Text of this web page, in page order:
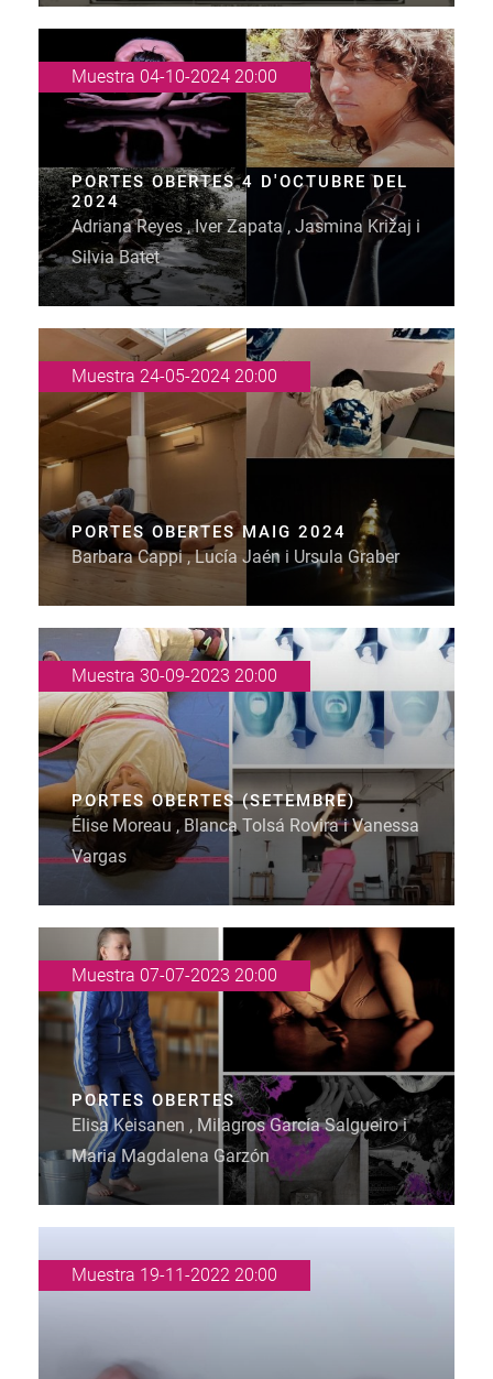
Muestra 04-10-2024 20:00
PORTES OBERTES 4 D'OCTUBRE DEL
2024
Adriana Reyes , Iver Zapata , Jasmina Križaj i
Silvia Batet
Muestra 24-05-2024 20:00
PORTES OBERTES MAIG 2024
Barbara Cappi , Lucía Jaén i Ursula Graber
Muestra 30-09-2023 20:00
PORTES OBERTES (SETEMBRE)
Élise Moreau , Blanca Tolsá Rovira i Vanessa
Vargas
Muestra 07-07-2023 20:00
PORTES OBERTES
Elisa Keisanen , Milagros García Salgueiro i
Maria Magdalena Garzón
Muestra 19-11-2022 20:00